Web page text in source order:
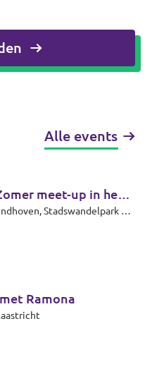
Alle events
meet-up in het
meet-up
Ramona